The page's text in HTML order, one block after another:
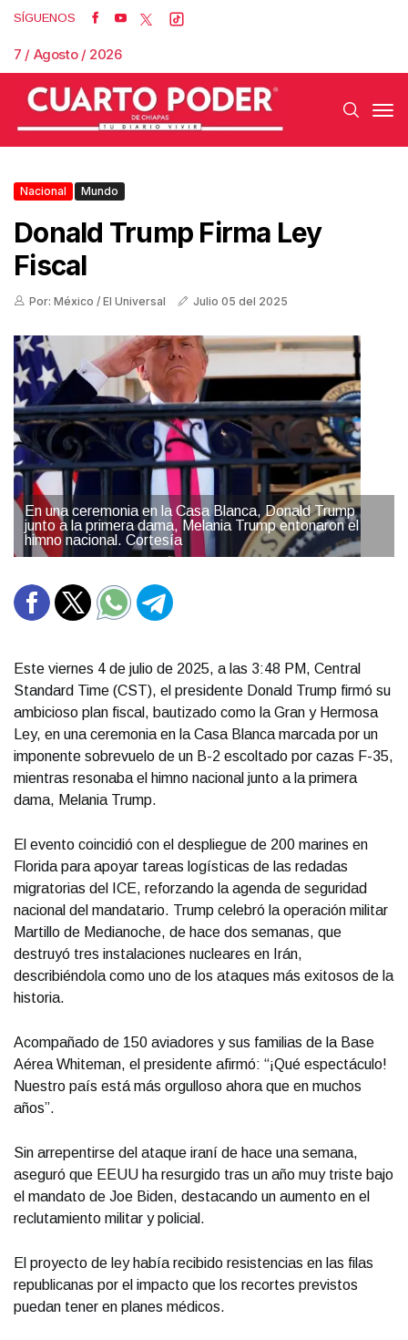
SÍGUENOS
7 / Agosto / 2026
Nacional Mundo
Donald Trump Firma Ley
Fiscal
Por: México / El Universal Julio 05 del 2025
En una ceremonia en la Casa Blanca, Donald Trump
junto a la primera dama, Melania Trump entonaron el
himno nacional. Cortesía
Este viernes 4 de julio de 2025, a las 3:48 PM, Central
Standard Time (CST), el presidente Donald Trump firmó su
ambicioso plan fiscal, bautizado como la Gran y Hermosa
Ley, en una ceremonia en la Casa Blanca marcada por un
imponente sobrevuelo de un B-2 escoltado por cazas F-35,
mientras resonaba el himno nacional junto a la primera
dama, Melania Trump.
El evento coincidió con el despliegue de 200 marines en
Florida para apoyar tareas logísticas de las redadas
migratorias del ICE, reforzando la agenda de seguridad
nacional del mandatario. Trump celebró la operación militar
Martillo de Medianoche, de hace dos semanas, que
destruyó tres instalaciones nucleares en Irán,
describiéndola como uno de los ataques más exitosos de la
historia.
Acompañado de 150 aviadores y sus familias de la Base
Aérea Whiteman, el presidente afirmó: “¡Qué espectáculo!
Nuestro país está más orgulloso ahora que en muchos
años”.
Sin arrepentirse del ataque iraní de hace una semana,
aseguró que EEUU ha resurgido tras un año muy triste bajo
el mandato de Joe Biden, destacando un aumento en el
reclutamiento militar y policial.
El proyecto de ley había recibido resistencias en las filas
republicanas por el impacto que los recortes previstos
puedan tener en planes médicos.